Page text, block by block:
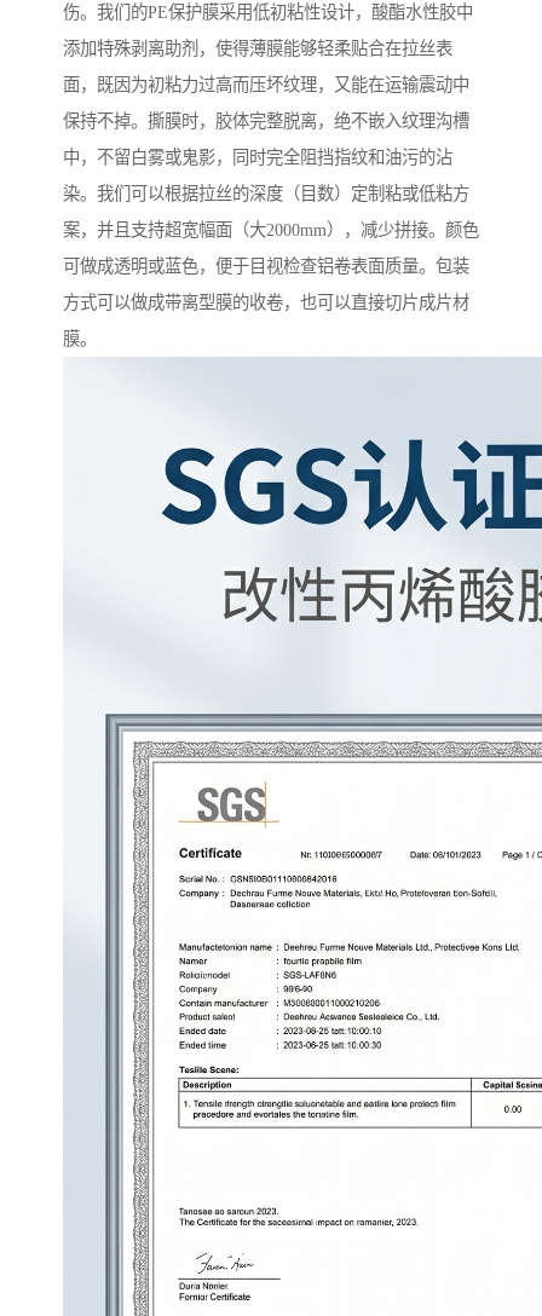
伤。我们的PE保护膜采用低初粘性设计，酸酯水性胶中
添加特殊剥离助剂，使得薄膜能够轻柔贴合在拉丝表
面，既因为初粘力过高而压坏纹理，又能在运输震动中
保持不掉。撕膜时，胶体完整脱离，绝不嵌入纹理沟槽
中，不留白雾或鬼影，同时完全阻挡指纹和油污的沾
染。我们可以根据拉丝的深度（目数）定制粘或低粘方
案，并且支持超宽幅面（大2000mm），减少拼接。颜色
可做成透明或蓝色，便于目视检查铝卷表面质量。包装
方式可以做成带离型膜的收卷，也可以直接切片成片材
膜。